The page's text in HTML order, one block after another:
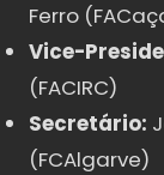
Ferro
Vice-
(FACIRC)
Secretário:
(FCAlgarve)